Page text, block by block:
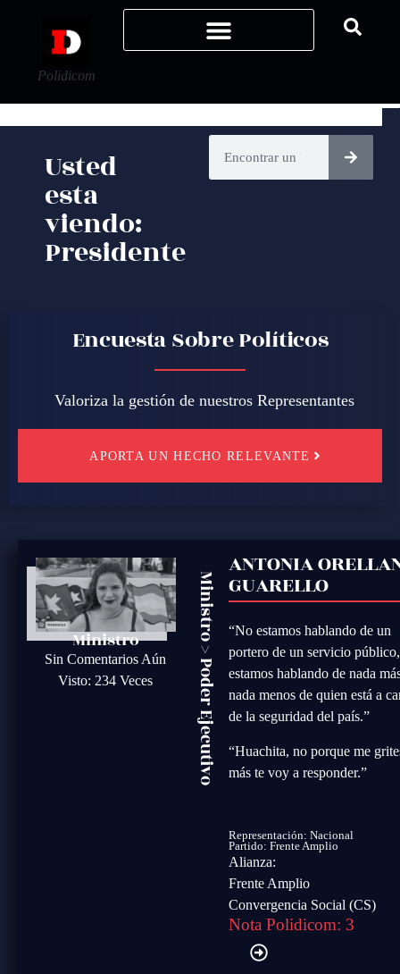
Polidicom
Usted
esta
viendo:
Presidente
Encuesta Sobre Políticos
Valoriza la gestión de nuestros Representantes
APORTA UN HECHO RELEVANTE
Ministro
Sin Comentarios Aún
Visto: 234 Veces
Ministro
>
Poder Ejecutivo
ANTONIA
GUARELLO
“No estamos hablando de un
portero de un servicio público,
estamos hablando de nada
nada menos de quien está a
de la seguridad del país.”
“Huachita, no porque me
más te voy a responder.”
Representación: Nacional
Partido:Frente Amplio
Alianza:
Frente Amplio
Convergencia Social (CS)
Nota Polidicom: 3